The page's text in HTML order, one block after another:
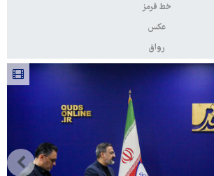
خط قرمز
عکس
رواق